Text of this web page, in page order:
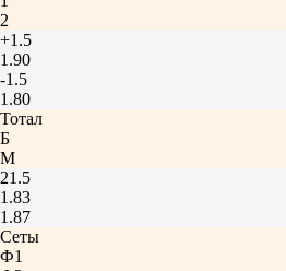
2
+1.5
1.90
-1.5
1.80
Тотал
Б
М
21.5
1.83
1.87
Сеты
Ф1